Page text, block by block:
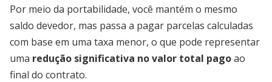
Por meio da portabilidade, você mantém o mesmo
saldo devedor, mas passa a pagar parcelas calculadas
com base em uma taxa menor, o que pode representar
uma redução significativa no valor total pagoao
final do contrato.